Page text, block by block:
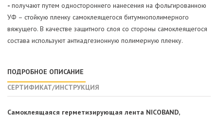
- получают путем одностороннего нанесения на фольгированною
УФ – стойкую пленку самоклеящегося битумнополимерного
вяжущего. В качестве защитного слоя со стороны самоклеящегося
состава используют антиадгезионную полимерную пленку.
ПОДРОБНОЕ ОПИСАНИЕ
СЕРТИФИКАТ/ИНСТРУКЦИЯ
Самоклеящаяся герметизирующая лента NICOBAND,